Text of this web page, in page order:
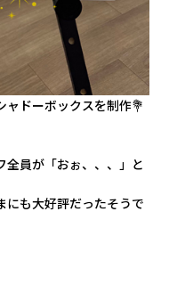
ドーボックスを制作💐
員が「おぉ、、、」と
にも大好評だったそうで